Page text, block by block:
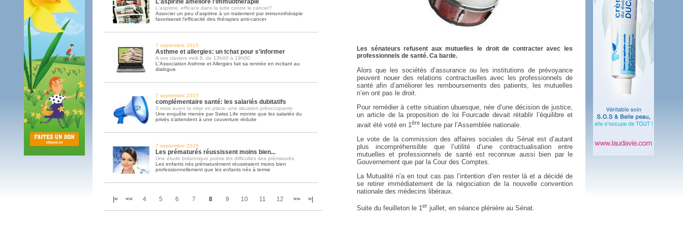
Soins palliatifs: 40 millions de plus en 2016
La journée mondiale des soins palliatifs n'a pas été inutile
L'aspirine améliore l'immuothérapie
L'aspirine, efficace dans la lutte contre le cancer?
Associer un peu d'aspirine à un traitement par immunothérapie
favoriserait l'efficacité des thérapies anti-cancer
7 septembre 2015
Asthme et allergies: un tchat pour s'informer
A vos claviers mrdi 8, de 13h00 à 19h00
L'Association Asthme et Allergies fait sa rentrée en incitant au
dialogue
7 septembre 2015
complémentaire santé: les salariés dubitatifs
3 mois avant la mise en place, une situation préoccupante
Une enquête menée par Swiss Life montre que les salariés du
privés s'attendent à une couverture réduite
7 septembre 2015
Les prématurés réussissent moins bien...
Une étude britannique pointe les difficultés des prématurés
Les enfants nés prématurément réussiraient moins bien
professionnellement que les enfants nés à terme
|< << 4 5 6 7 8 9 10 11 12 >> >|
Les sénateurs refusent aux mutuelles le droit de contracter avec les
professionnels de santé. Ca barde.
Alors que les sociétés d’assurance ou les institutions de prévoyance
peuvent nouer des relations contractuelles avec les professionnels de
santé afin d’améliorer les remboursements des patients, les mutuelles
n’en ont pas le droit.
Pour remédier à cette situation ubuesque, née d’une décision de justice,
un article de la proposition de loi Fourcade devait rétablir l’équilibre et
avait été voté en 1 ère lecture par l’Assemblée nationale.
Le vote de la commission des affaires sociales du Sénat est d’autant
plus incompréhensible que l’utilité d’une contractualisation entre
mutuelles et professionnels de santé est reconnue aussi bien par le
Gouvernement que par la Cour des Comptes.
La Mutualité n’a en tout cas pas l’intention d’en rester là et a décidé de
se retirer immédiatement de la négociation de la nouvelle convention
nationale des médecins libéraux.
Suite du feuilleton le 1er juillet, en séance plénière au Sénat.